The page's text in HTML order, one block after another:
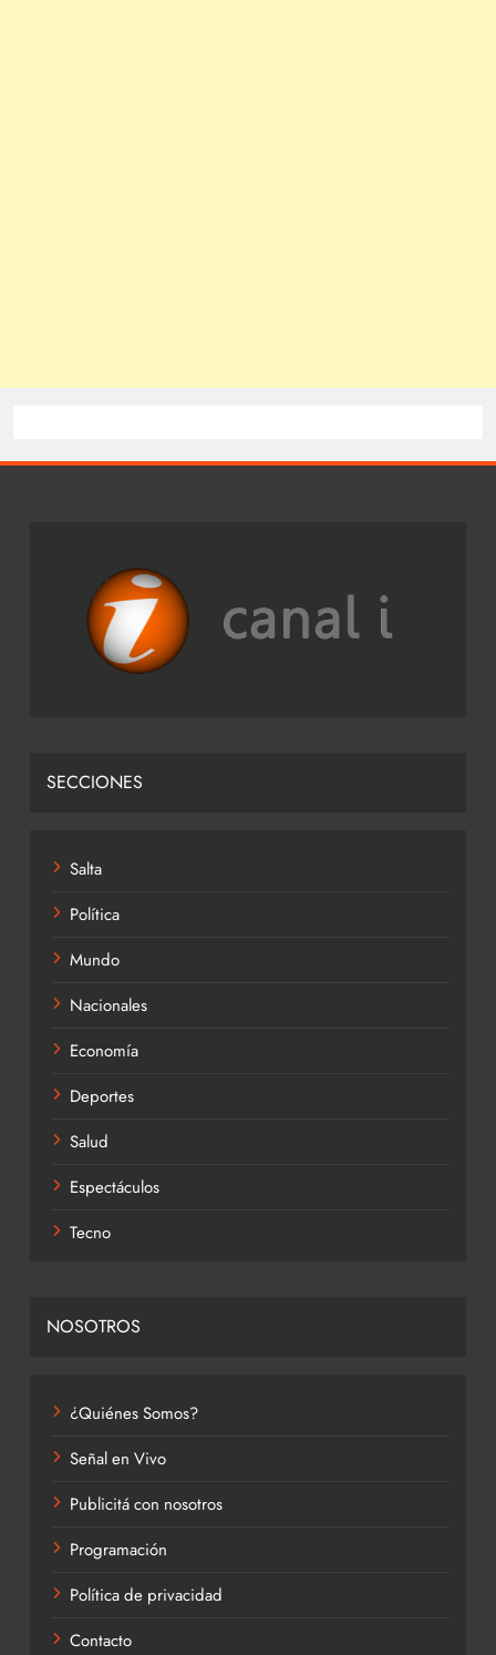
SECCIONES
Salta
Política
Mundo
Nacionales
Economía
Deportes
Salud
Espectáculos
Tecno
NOSOTROS
¿Quiénes Somos?
Señal en Vivo
Publicitá con nosotros
Programación
Política de privacidad
Contacto